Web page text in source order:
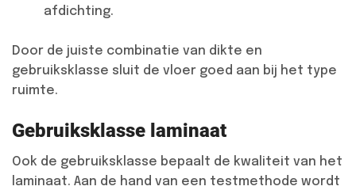
afdichting.
Door de juiste combinatie van dikte en
gebruiksklasse sluit de vloer goed aan bij het type
ruimte.
Gebruiksklasse laminaat
Ook de gebruiksklasse bepaalt de kwaliteit van het
laminaat. Aan de hand van een testmethode wordt